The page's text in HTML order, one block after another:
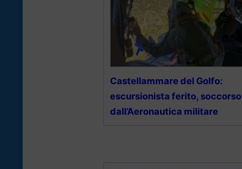
Castellammare del Golfo:
escursionista ferito, soccorso
dall’Aeronautica militare